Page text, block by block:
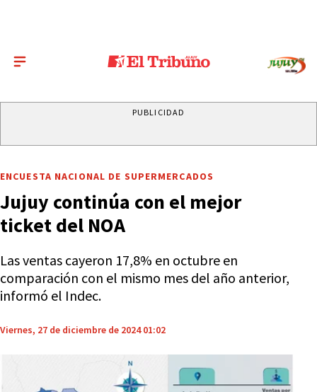
PUBLICIDAD
ENCUESTA NACIONAL DE SUPERMERCADOS
Jujuy continúa con el mejor
ticket del NOA
Las ventas cayeron 17,8% en octubre en
comparación con el mismo mes del año anterior,
informó el Indec.
Viernes, 27 de diciembre de 2024 01:02